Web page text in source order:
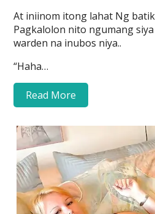
At iniinom itong lahat Ng
Pagkalolon nito ngumang
warden na inubos niya..
“Haha…
Read More